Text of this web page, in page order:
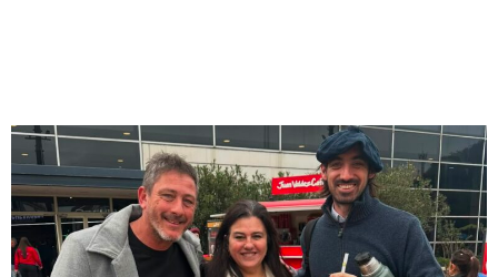
Debate clave
Mientras Santa Fe divide sus votos, crece